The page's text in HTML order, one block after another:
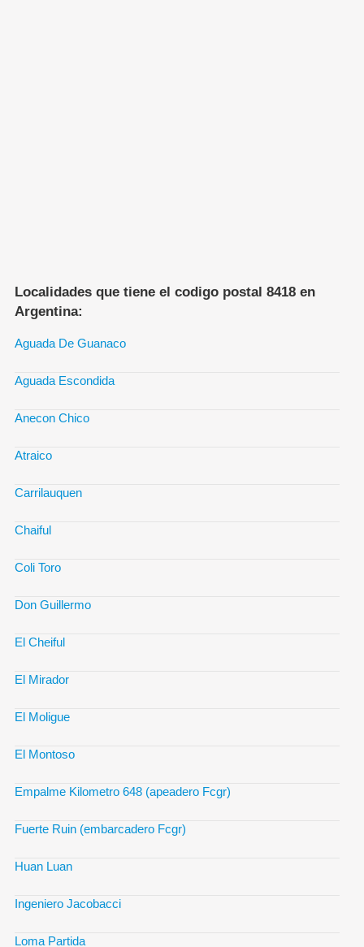
Localidades que tiene el codigo postal 8418 en
Argentina:
Aguada De Guanaco
Aguada Escondida
Anecon Chico
Atraico
Carrilauquen
Chaiful
Coli Toro
Don Guillermo
El Cheiful
El Mirador
El Moligue
El Montoso
Empalme Kilometro 648 (apeadero Fcgr)
Fuerte Ruin (embarcadero Fcgr)
Huan Luan
Ingeniero Jacobacci
Loma Partida